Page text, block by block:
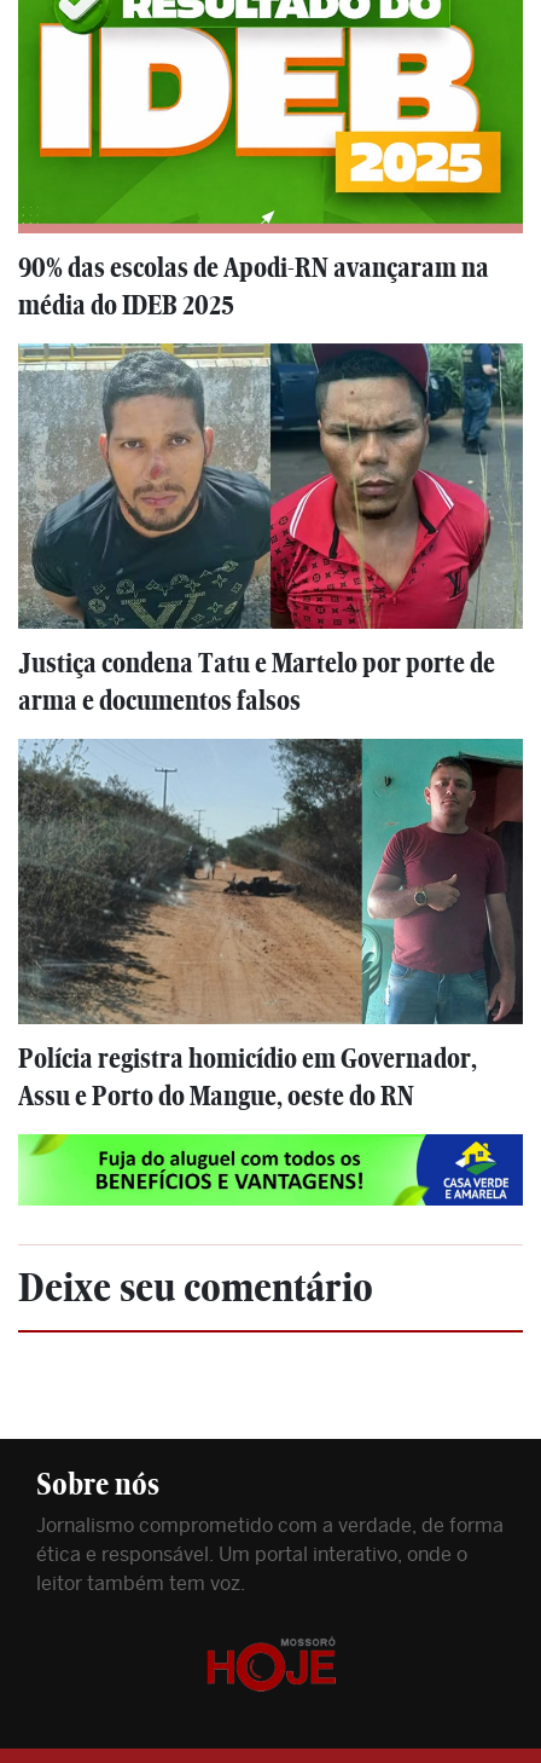
90% das escolas de Apodi-RN avançaram na
média do IDEB 2025
Justiça condena Tatu e Martelo por porte de
arma e documentos falsos
Polícia registra homicídio em Governador,
Assu e Porto do Mangue, oeste do RN
Deixe seu comentário
Sobre nós
Jornalismo comprometido com a verdade, de forma
ética e responsável. Um portal interativo, onde o
leitor também tem voz.